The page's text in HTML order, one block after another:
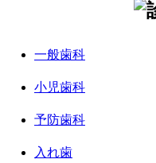
一般歯科
小児歯科
予防歯科
入れ歯